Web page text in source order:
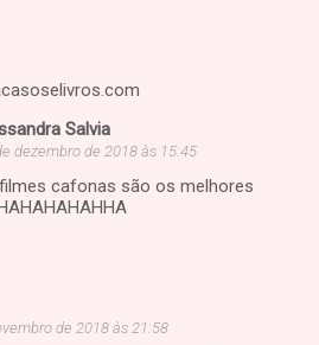
Salvia
dezembro de 2018 às 15:45
cafonas são os melhores
de 2018 às 21:58